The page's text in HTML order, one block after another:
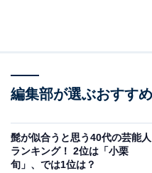
コンとしても存在感抜群
回答者からは、「いつも
髭があるとおしゃれ感が
歳女性）、「魅力が増す
編集部が選ぶおすす
髭が似合うと思う40代の芸能人
ランキング！ 2位は「小栗
旬」、では1位は？